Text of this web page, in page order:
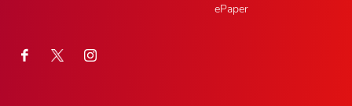
ePaper